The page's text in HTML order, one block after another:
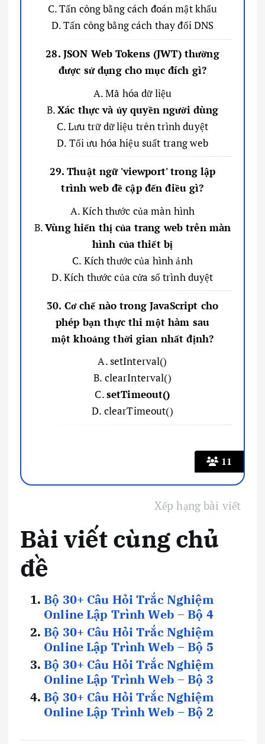
11
C. Tấn công bằng cách đoán mật khẩu
D. Tấn công bằng cách thay đổi DNS
28. JSON Web Tokens (JWT) thường
được sử dụng cho mục đích gì?
A. Mã hóa dữ liệu
B.Xác thực và ủy quyền người dùng
C. Lưu trữ dữ liệu trên trình duyệt
D. Tối ưu hóa hiệu suất trang web
29. Thuật ngữ 'viewport' trong lập
trình web đề cập đến điều gì?
A. Kích thước của màn hình
B.Vùng hiển thị của trang web trên màn
hình của thiết bị
C. Kích thước của hình ảnh
D. Kích thước của cửa sổ trình duyệt
30. Cơ chế nào trong JavaScript cho
phép bạn thực thi một hàm sau
một khoảng thời gian nhất định?
A. setInterval()
B. clearInterval()
C.setTimeout()
D. clearTimeout()
Xếp hạng bài viết
Bài viết cùng chủ
đề
Bộ 30+ Câu Hỏi Trắc Nghiệm
Online Lập Trình Web – Bộ 4
Bộ 30+ Câu Hỏi Trắc Nghiệm
Online Lập Trình Web – Bộ 5
Bộ 30+ Câu Hỏi Trắc Nghiệm
Online Lập Trình Web – Bộ 3
Bộ 30+ Câu Hỏi Trắc Nghiệm
Online Lập Trình Web – Bộ 2